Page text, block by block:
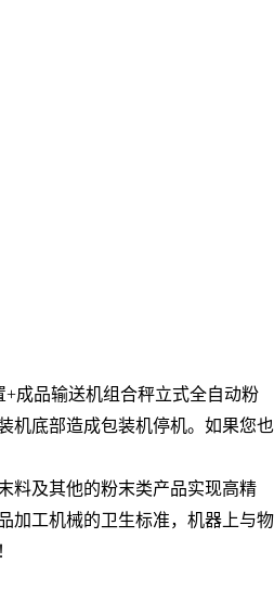
+成品输送机组合秤立式全自动粉
机底部造成包装机停机。如果您也
料及其他的粉末类产品实现高精
加工机械的卫生标准，机器上与物